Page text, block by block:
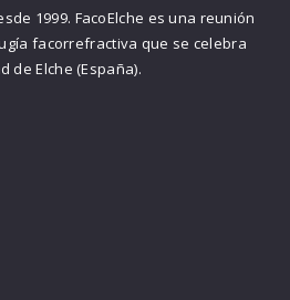
1999. FacoElche es una reunión
facorrefractiva que se celebra
de Elche (España).